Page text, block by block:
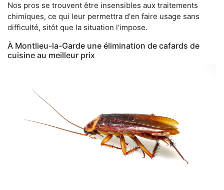
Nos pros se trouvent être insensibles aux traitements
chimiques, ce qui leur permettra d'en faire usage sans
difficulté, sitôt que la situation l'impose.
À Montlieu-la-Garde une élimination de cafards de
cuisine au meilleur prix